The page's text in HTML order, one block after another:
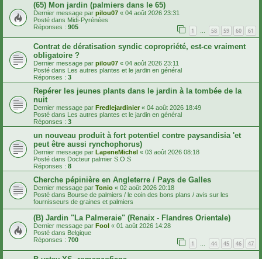
(65) Mon jardin (palmiers dans le 65)
Dernier message par pilou07 « 04 août 2026 23:31
Posté dans Midi-Pyrénées
Réponses : 905 1 … 58 59 60 61
Contrat de dératisation syndic copropriété, est-ce vraiment
obligatoire ?
Dernier message par pilou07 « 04 août 2026 23:11
Posté dans Les autres plantes et le jardin en général
Réponses : 3
Repérer les jeunes plants dans le jardin à la tombée de la
nuit
Dernier message par Fredlejardinier « 04 août 2026 18:49
Posté dans Les autres plantes et le jardin en général
Réponses : 3
un nouveau produit à fort potentiel contre paysandisia 'et
peut être aussi rynchophorus)
Dernier message par LapeneMichel « 03 août 2026 08:18
Posté dans Docteur palmier S.O.S
Réponses : 8
Cherche pépinière en Angleterre / Pays de Galles
Dernier message par Tonio « 02 août 2026 20:18
Posté dans Bourse de palmiers / le coin des bons plans / avis sur les
fournisseurs de graines et palmiers
(B) Jardin "La Palmeraie" (Renaix - Flandres Orientale)
Dernier message par Fool « 01 août 2026 14:28
Posté dans Belgique
Réponses : 700 1 44 45 46 47